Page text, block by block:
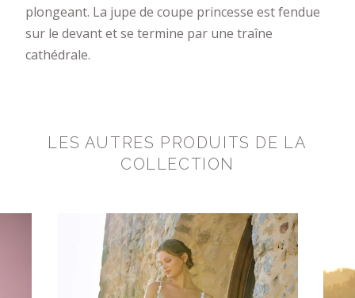
plongeant. La jupe de coupe princesse est fendue
sur le devant et se termine par une traîne
cathédrale.
LES AUTRES PRODUITS DE LA
COLLECTION